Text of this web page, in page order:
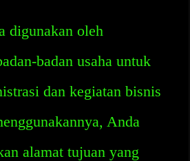
digunakan oleh
badan usaha untuk
dan kegiatan bisnis
Anda
alamat tujuan yang